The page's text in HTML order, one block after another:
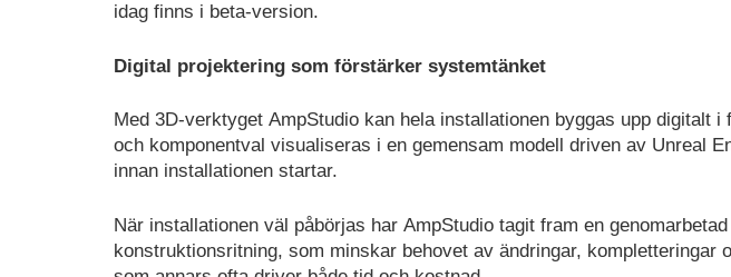
idag finns i beta-version.
Digital projektering som förstärker systemtänket
Med 3D-verktyget AmpStudio kan hela installationen byggas upp digitalt
och komponentval visualiseras i en gemensam modell driven av Unreal
innan installationen startar.
När installationen väl påbörjas har AmpStudio tagit fram en
konstruktionsritning, som minskar behovet av ändringar, kompletteringar